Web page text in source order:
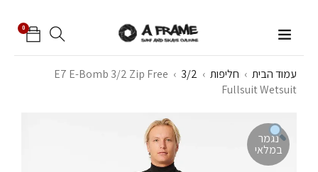
0
עמוד הבית › חליפות ›
3/2
›
E7 E-Bomb 3/2 Zip Free
Fullsuit Wetsuit
נגמר
במלאי